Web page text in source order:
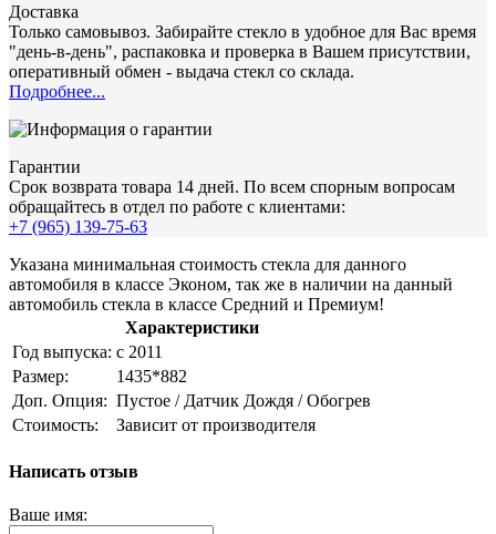
Доставка
Только самовывоз. Забирайте стекло в удобное для Вас время
"день-в-день", распаковка и проверка в Вашем присутствии,
оперативный обмен - выдача стекл со склада.
Подробнее...
Гарантии
Срок возврата товара 14 дней. По всем спорным вопросам
обращайтесь в отдел по работе с клиентами:
+7 (965) 139-75-63
Указана минимальная стоимость стекла для данного
автомобиля в классе Эконом, так же в наличии на данный
автомобиль стекла в классе Средний и Премиум!
Характеристики
Год выпуска: с 2011
Размер:
1435*882
Доп. Опция: Пустое / Датчик Дождя / Обогрев
Стоимость:
Зависит от производителя
Написать отзыв
Ваше имя: